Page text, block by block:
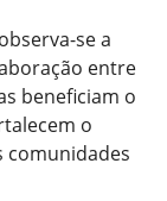
se a
entre
beneficiam o
o
comunidades